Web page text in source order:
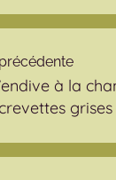
à la
grises